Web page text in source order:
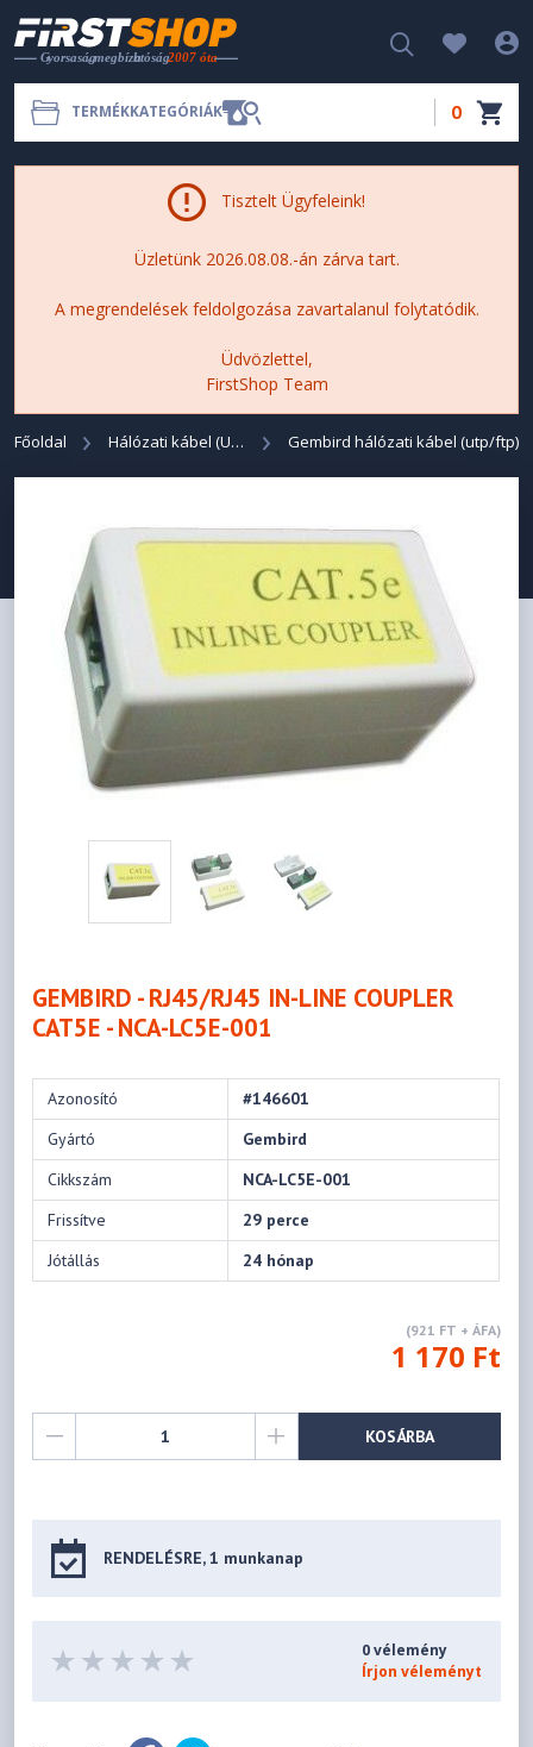
TERMÉKKATEGÓRIÁK 0
Tisztelt Ügyfeleink!
Üzletünk 2026.08.08.-án zárva tart.
A megrendelések feldolgozása zavartalanul folytatódik.
Üdvözlettel,
FirstShop Team
Főoldal Hálózati kábel (UTP/FTP) Gembird hálózati kábel (utp/ftp)
GEMBIRD - RJ45/RJ45 IN-LINE COUPLER
CAT5E - NCA-LC5E-001
Azonosító
#146601
Gyártó
Gembird
Cikkszám
NCA-LC5E-001
Frissítve
29 perce
Jótállás
24 hónap
(921 FT + ÁFA)
1 170 Ft
KOSÁRBA
RENDELÉSRE, 1 munkanap
0 vélemény
Írjon véleményt